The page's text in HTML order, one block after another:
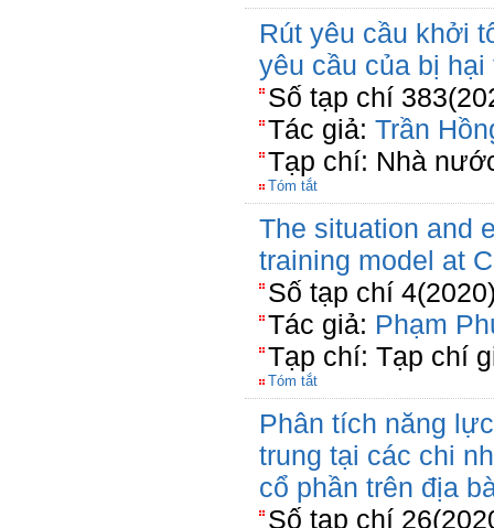
Rút yêu cầu khởi
yêu cầu của bị
Số tạp chí
Tác giả: Trần
Tạp chí: Nhà
Tóm tắt
The situation and
training model at
Số tạp chí
Tác giả: Phạm
Tạp chí: Tạp chí
Tóm tắt
Phân tích năng
trung tại các chi
cổ phần trên địa
Số tạp chí